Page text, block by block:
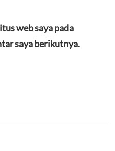
web saya pada
saya berikutnya.